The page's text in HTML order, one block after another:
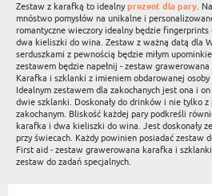
Zestaw z karafką to idealnyprezent dla pary.
mnóstwo pomysłów na unikalne i
romantyczne wieczory idealny będzie
dwa kieliszki do wina. Zestaw z ważną datą dla
serduszkami z pewnością będzie miłym
zestawem będzie napełnij - zestaw
Karafka i szklanki z imieniem obdarowanej
Idealnym zestawem dla zakochanych jest ona i
dwie szklanki. Doskonały do drinków i nie tylko z
zakochanym. Bliskość każdej pary podkreśli
karafka i dwa kieliszki do wina. Jest doskonały
przy świecach. Każdy powinien posiadać zestaw
First aid - zestaw grawerowana karafka i
zestaw do zadań specjalnych.